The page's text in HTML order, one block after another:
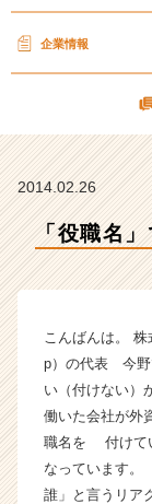
企業情報
2014.02.26
「役職名
こんばんは。
p）の代表 今野
い（付けない
働いた会社が外
職名を 付けて
なっています。
誰」と言うリ